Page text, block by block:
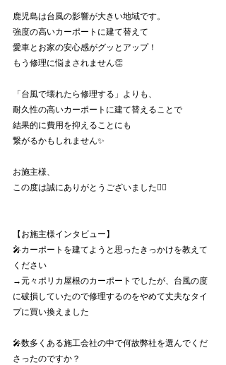
鹿児島は台風の影響が大きい地域です。
強度の高いカーポートに建て替えて
愛車とお家の安心感がグッとアップ！
もう修理に悩まされません👏
「台風で壊れたら修理する」よりも、
耐久性の高いカーポートに建て替えることで
結果的に費用を抑えることにも
繋がるかもしれません✨
お施主様、
この度は誠にありがとうございました🙇‍♀️
【お施主様インタビュー】
🎤カーポートを建てようと思ったきっかけを教えて
ください
→元々ポリカ屋根のカーポートでしたが、台風の度
に破損していたので修理するのをやめて丈夫なタイ
プに買い換えました
🎤数多くある施工会社の中で何故弊社を選んでくだ
さったのですか？